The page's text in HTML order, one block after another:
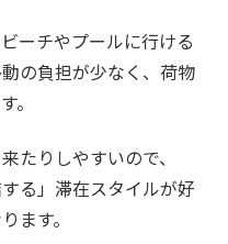
ーチやプールに行ける
の負担が少なく、荷物
。
たりしやすいので、
る」滞在スタイルが好
ます。